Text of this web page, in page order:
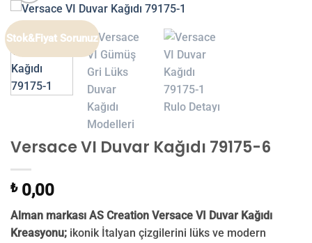
Stok&Fiyat Sorunuz
Versace VI Duvar Kağıdı 79175-6
₺0,00
Alman markası AS Creation Versace VI Duvar Kağıdı
Kreasyonu; ikonik İtalyan çizgilerini lüks ve modern